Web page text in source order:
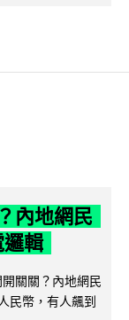
內地網民
邏輯
關關？內地網民
民幣，有人飆到